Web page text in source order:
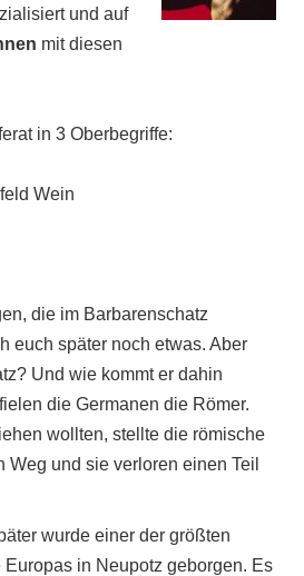
und auf
mit diesen
in 3 Oberbegriffe:
Wein
die im Barbarenschatz
euch später noch etwas. Aber
Und wie kommt er dahin
die Germanen die Römer.
wollten, stellte die römische
Weg und sie verloren einen Teil
wurde einer der größten
in Neupotz geborgen. Es